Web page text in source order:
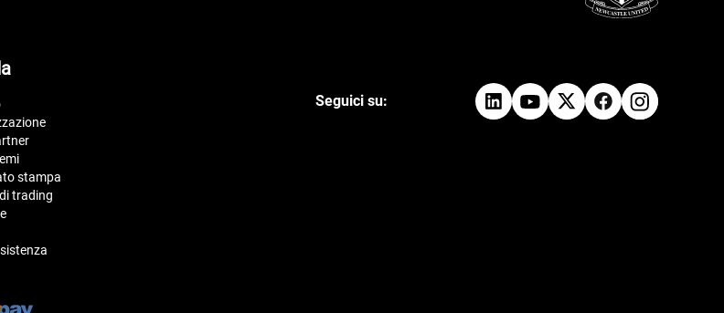
stampa
trading
Seguici su: